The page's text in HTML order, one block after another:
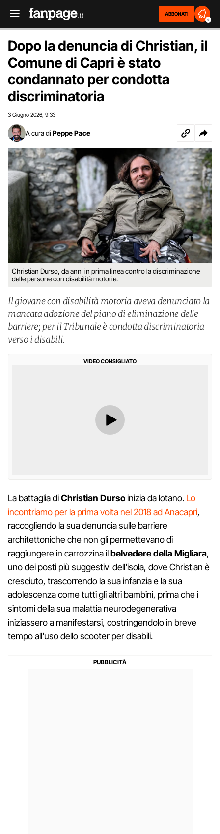
ABBONATI
2
Dopo la denuncia di Christian, il
Comune di Capri è stato
condannato per condotta
discriminatoria
3 Giugno 2026 9:33
A cura di Peppe Pace
Christian Durso, da anni in prima linea contro la discriminazione
delle persone con disabilità motorie.
Il giovane con disabilità motoria aveva denunciato la
mancata adozione del piano di eliminazione delle
barriere; per il Tribunale è condotta discriminatoria
verso i disabili.
VIDEO CONSIGLIATO
La battaglia diChristian Dursoinizia da lotano. Lo
incontriamo per la prima volta nel 2018 ad Anacapri,
raccogliendo la sua denuncia sulle barriere
architettoniche che non gli permettevano di
raggiungere in carrozzina ilbelvedere della Migliara,
uno dei posti più suggestivi dell'isola, dove Christian è
cresciuto, trascorrendo la sua infanzia e la sua
adolescenza come tutti gli altri bambini, prima che i
sintomi della sua malattia neurodegenerativa
iniziassero a manifestarsi, costringendolo in breve
tempo all'uso dello scooter per disabili.